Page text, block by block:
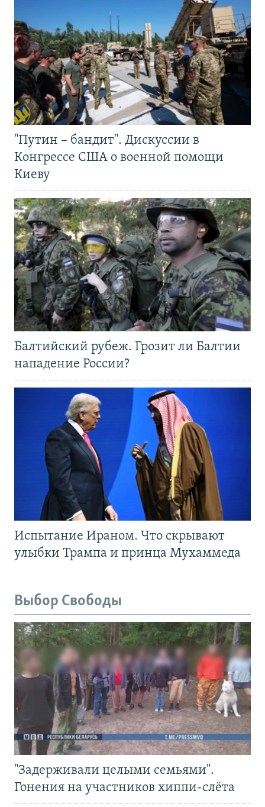
"Путин – бандит". Дискуссии в
Конгрессе США о военной помощи
Киеву
Балтийский рубеж. Грозит ли Балтии
нападение России?
Испытание Ираном. Что скрывают
улыбки Трампа и принца Мухаммеда
Выбор Свободы
"Задерживали целыми семьями".
Гонения на участников хиппи-слёта